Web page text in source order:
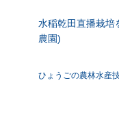
水稲乾田直播栽培
農園)
ひょうごの農林水産